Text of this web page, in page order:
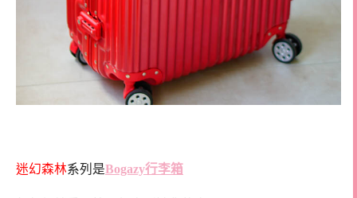
迷幻森林系列是Bogazy行李箱